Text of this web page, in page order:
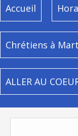
Accueil
Chrétiens à
ALLER AU